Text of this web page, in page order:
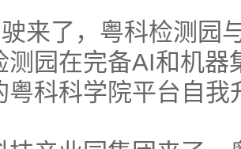
来了，粤科检测园
测园在完备AI和机
粤科科学院平台自我